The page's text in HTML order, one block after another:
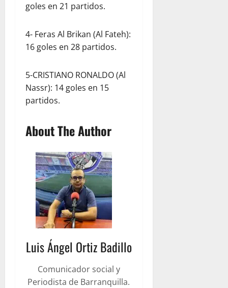
goles en 21 partidos.
4- Feras Al Brikan (Al Fateh):
16 goles en 28 partidos.
5-CRISTIANO RONALDO (Al
Nassr): 14 goles en 15
partidos.
About The Author
Luis Ángel Ortiz Badillo
Comunicador social y
Periodista de Barranquilla.